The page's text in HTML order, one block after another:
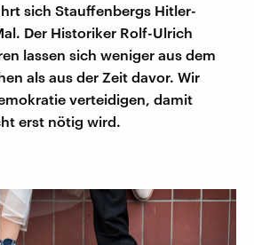
sich Stauffenbergs Hitler-
Der Historiker Rolf-Ulrich
lassen sich weniger aus dem
als aus der Zeit davor. Wir
verteidigen, damit
erst nötig wird.